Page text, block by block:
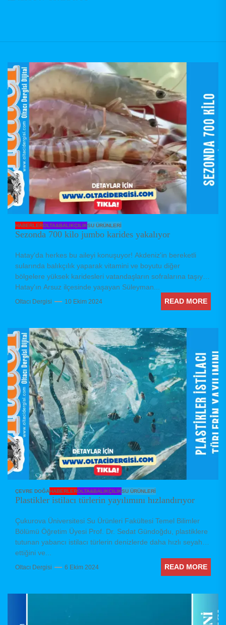
HABERLEROLTA&BALIKÇILIKSU ÜRÜNLERI
Sezonda 700 kilo jumbo karides yakalıyor
Hatay'da herkes bu aileyi konuşuyor! Akdeniz'in bereketli
sularında balıkçılık yaparak vitamini ve boyutu diğer
bölgelere yüksek karidesleri vatandaşların sofralarına taşıyor
Hatay'ın Arsuz ilçesinde yaşayan Süleyman...
Oltacı Dergisi 10 Ekim 2024 READ MORE
ÇEVRE DOĞAHABERLEROLTA&BALIKÇILIKSU ÜRÜNLERI
Plastikler istilacı türlerin yayılımını hızlandırıyor
Çukurova Üniversitesi Su Ürünleri Fakültesi Temel Bilimler
Bölümü Öğretim Üyesi Prof. Dr. Sedat Gündoğdu, plastiklere
tutunan yabancı istilacı türlerin denizlerde daha hızlı seyahat
ettiğini ve...
Oltacı Dergisi 6 Ekim 2024 READ MORE